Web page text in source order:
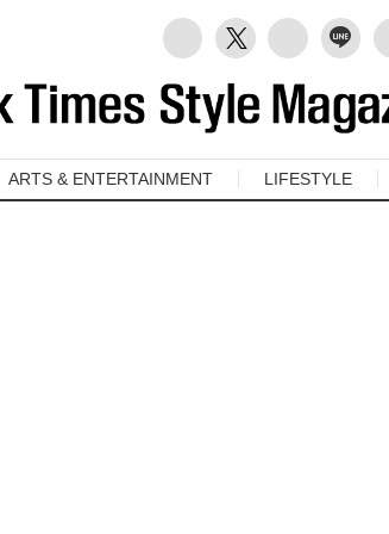
ARTS & ENTERTAINMENT LIFESTYLE